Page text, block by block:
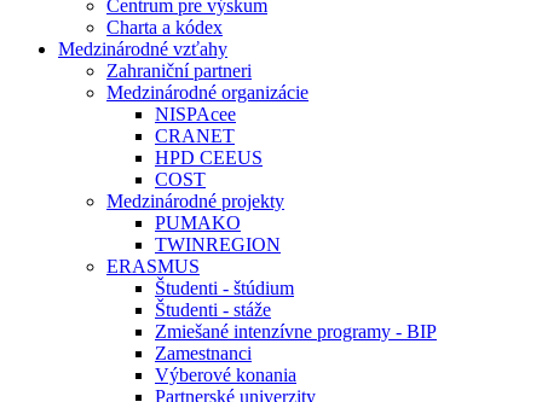
Centrum pre výskum
Charta a kódex
Medzinárodné vzťahy
Zahraniční partneri
Medzinárodné organizácie
NISPAcee
CRANET
HPD CEEUS
COST
Medzinárodné projekty
PUMAKO
TWINREGION
ERASMUS
Študenti - štúdium
Študenti - stáže
Zmiešané intenzívne programy - BIP
Zamestnanci
Výberové konania
Partnerské univerzity